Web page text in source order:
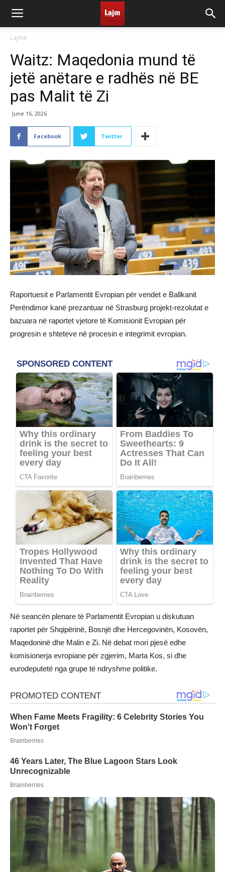
Lajme
Waitz: Maqedonia mund të
jetë anëtare e radhës në BE
pas Malit të Zi
June 16, 2026
Facebook Twitter
Raportuesit e Parlamentit Evropian për vendet e Ballkanit
Perëndimor kanë prezantuar në Strasburg projekt-rezolutat e
bazuara në raportet vjetore të Komisionit Evropian për
progresin e shteteve në procesin e integrimit evropian.
Në seancën plenare të Parlamentit Evropian u diskutuan
raportet për Shqipërinë, Bosnjë dhe Hercegovinën, Kosovën,
Maqedoninë dhe Malin e Zi. Në debat mori pjesë edhe
komisionerja evropiane për zgjerim, Marta Kos, si dhe
eurodeputetë nga grupe të ndryshme politike.